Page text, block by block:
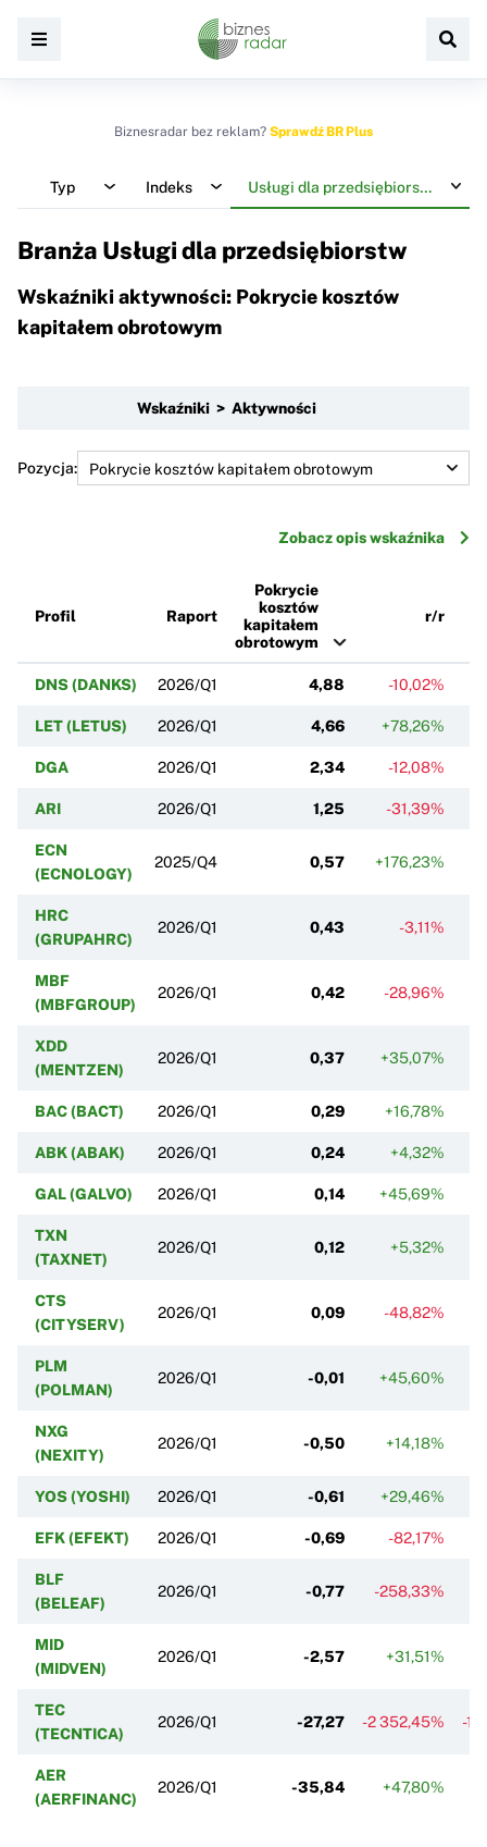
Biznesradar bez reklam? Sprawdź BR Plus
Typ Indeks Usługi dla przedsiębiorstw
Branża Usługi dla przedsiębiorstw
Wskaźniki aktywności: Pokrycie kosztów
kapitałem obrotowym
Wskaźniki > Aktywności
Pozycja:
Zobacz opis wskaźnika
Profil Raport
Pokrycie
kosztów
kapitałem
obrotowym
r/r
DNS (DANKS) 2026/Q1 4,88 -10,02%
LET (LETUS) 2026/Q1 4,66 +78,26%
DGA 2026/Q1 2,34 -12,08%
ARI 2026/Q1 1,25 -31,39%
ECN
(ECNOLOGY)
2025/Q4 0,57 +176,23%
HRC
(GRUPAHRC)
2026/Q1 0,43 -3,11%
MBF
(MBFGROUP)
2026/Q1 0,42 -28,96%
XDD
(MENTZEN)
2026/Q1 0,37 +35,07%
BAC (BACT) 2026/Q1 0,29 +16,78%
ABK (ABAK) 2026/Q1 0,24 +4,32%
GAL (GALVO) 2026/Q1 0,14 +45,69%
TXN
(TAXNET)
2026/Q1 0,12 +5,32%
CTS
(CITYSERV)
2026/Q1 0,09 -48,82%
PLM
(POLMAN)
2026/Q1 -0,01 +45,60%
NXG
(NEXITY)
2026/Q1 -0,50 +14,18%
YOS (YOSHI) 2026/Q1 -0,61 +29,46%
EFK (EFEKT) 2026/Q1 -0,69 -82,17%
BLF
(BELEAF)
2026/Q1 -0,77 -258,33%
MID
(MIDVEN)
2026/Q1 -2,57 +31,51%
TEC
(TECNTICA)
2026/Q1 -27,27 -2 352,45% -1
AER
(AERFINANC)
2026/Q1 -35,84 +47,80%